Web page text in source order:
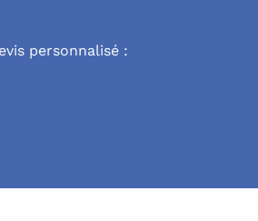
personnalisé :